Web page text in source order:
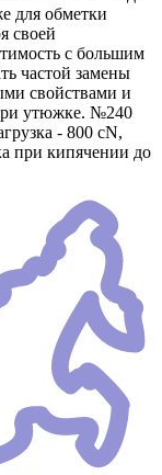
для обметки
своей
с большим
частой замены
свойствами и
утюжке. №240
- 800 сN,
при кипячении до